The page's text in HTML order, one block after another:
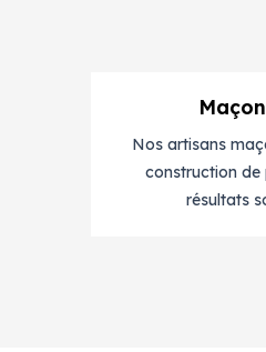
Nos artisans
construction de
résultats